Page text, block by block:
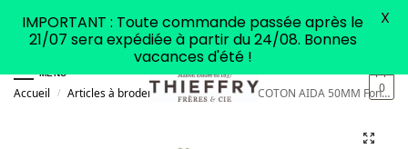
MENU
0
Accueil / Articles à broder Galon / GALON COTON AIDA 50MM Fond blanc / Feston vert mousse
IMPORTANT : Toute commande passée après le
21/07 sera expédiée à partir du 24/08. Bonnes
vacances d'été !
X